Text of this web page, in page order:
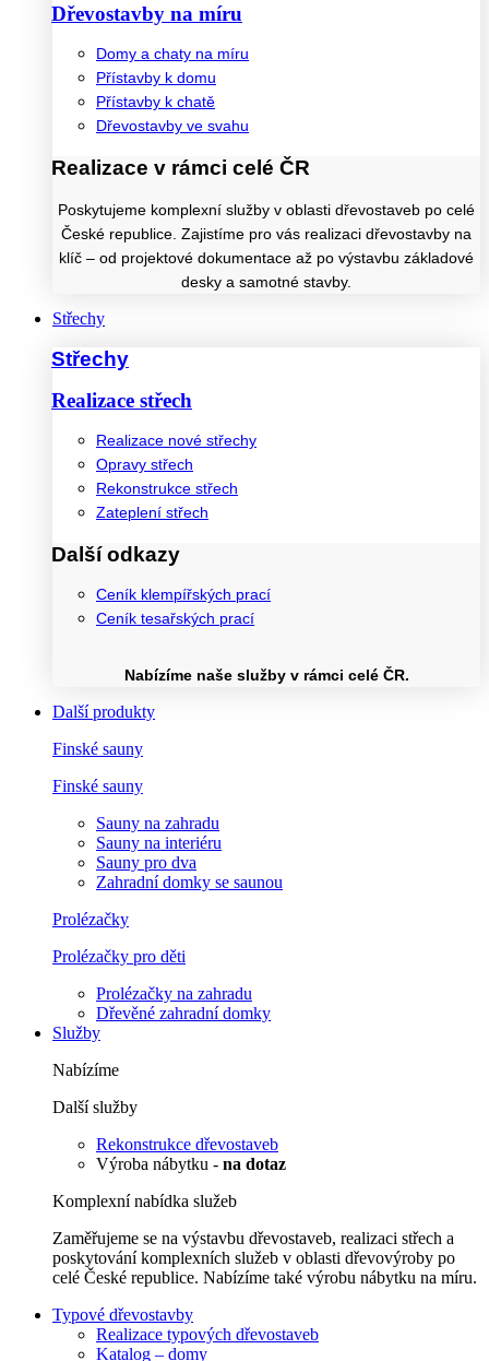
Dřevostavby na míru
Domy a chaty na míru
Přístavby k domu
Přístavby k chatě
Dřevostavby ve svahu
Realizace v rámci celé ČR
Poskytujeme komplexní služby v oblasti dřevostaveb po celé
České republice. Zajistíme pro vás realizaci dřevostavby na
klíč – od projektové dokumentace až po výstavbu základové
desky a samotné stavby.
Střechy
Střechy
Realizace střech
Realizace nové střechy
Opravy střech
Rekonstrukce střech
Zateplení střech
Další odkazy
Ceník klempířských prací
Ceník tesařských prací
Nabízíme naše služby v rámci celé ČR.
Další produkty
Finské sauny
Finské sauny
Sauny na zahradu
Sauny na interiéru
Sauny pro dva
Zahradní domky se saunou
Prolézačky
Prolézačky pro děti
Prolézačky na zahradu
Dřevěné zahradní domky
Služby
Nabízíme
Další služby
Rekonstrukce dřevostaveb
Výroba nábytku - na dotaz
Komplexní nabídka služeb
Zaměřujeme se na výstavbu dřevostaveb, realizaci střech a
poskytování komplexních služeb v oblasti dřevovýroby po
celé České republice. Nabízíme také výrobu nábytku na míru.
Typové dřevostavby
Realizace typových dřevostaveb
Katalog – domy